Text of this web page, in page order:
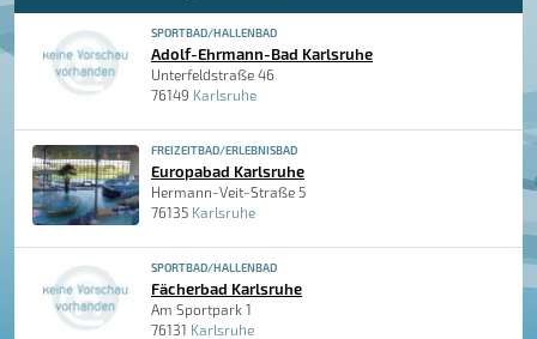
SPORTBAD/HALLENBAD
Adolf-Ehrmann-Bad Karlsruhe
Unterfeldstraße 46
76149 Karlsruhe
FREIZEITBAD/ERLEBNISBAD
Europabad Karlsruhe
Hermann-Veit-Straße 5
76135 Karlsruhe
SPORTBAD/HALLENBAD
Fächerbad Karlsruhe
Am Sportpark 1
76131 Karlsruhe